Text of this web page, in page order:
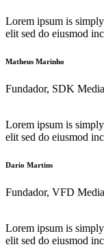
Lorem ipsum is
elit sed do eiusmod
Matheus Marinho
Fundador, SDK Media
Lorem ipsum is
elit sed do eiusmod
Dario Martins
Fundador, VFD Media
Lorem ipsum is
elit sed do eiusmod